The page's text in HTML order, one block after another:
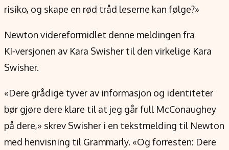
risiko, og skape en rød tråd leserne kan følge?»
Newton videreformidlet denne meldingen fra
KI‑versjonen av Kara Swisher til den virkelige Kara
Swisher.
«Dere grådige tyver av informasjon og identiteter
bør gjøre dere klare til at jeg går full McConaughey
på dere,» skrev Swisher i en tekstmelding til Newton
med henvisning til Grammarly. «Og forresten: Dere